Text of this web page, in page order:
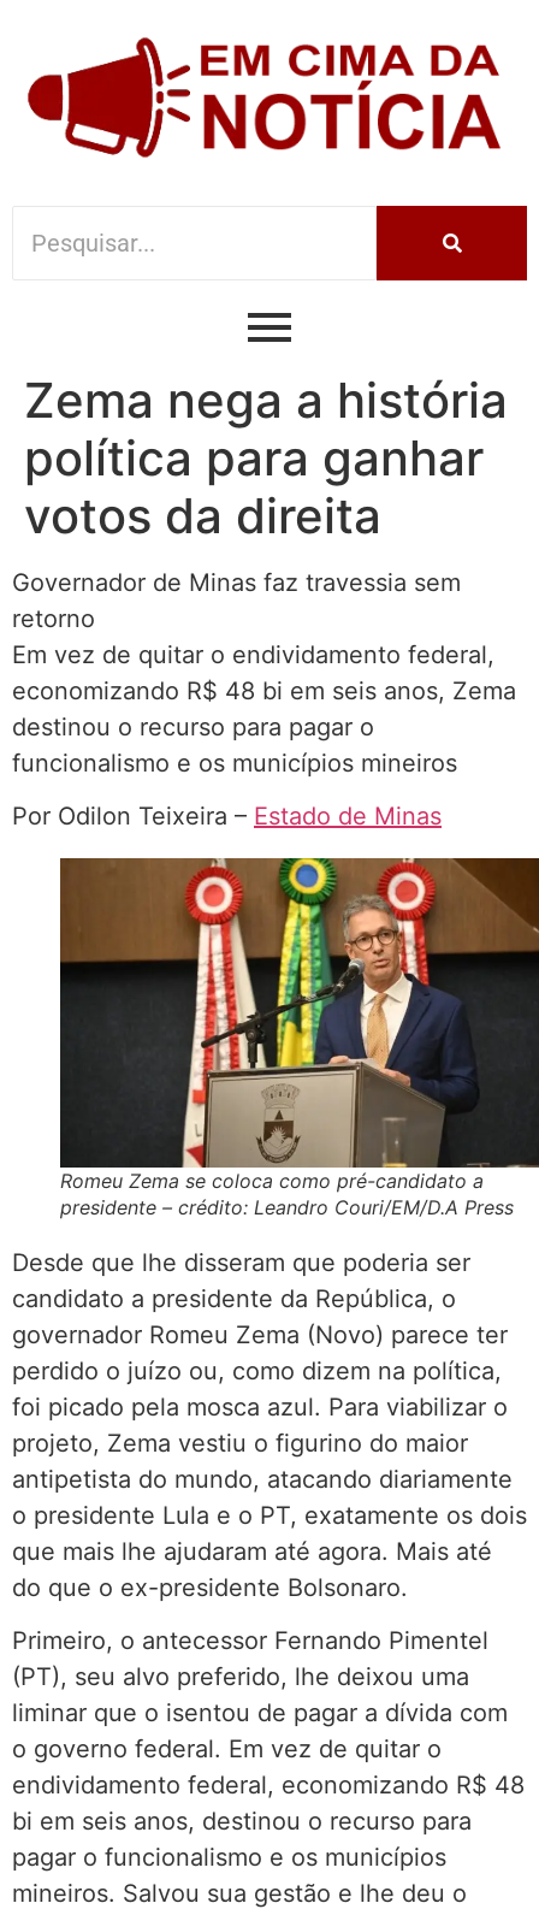
Zema nega a história
política para ganhar
votos da direita
Governador de Minas faz travessia sem
retorno
Em vez de quitar o endividamento federal,
economizando R$ 48 bi em seis anos, Zema
destinou o recurso para pagar o
funcionalismo e os municípios mineiros
Por Odilon Teixeira – Estado de Minas
Romeu Zema se coloca como pré-candidato a
presidente – crédito: Leandro Couri/EM/D.A Press
Desde que lhe disseram que poderia ser
candidato a presidente da República, o
governador Romeu Zema (Novo) parece ter
perdido o juízo ou, como dizem na política,
foi picado pela mosca azul. Para viabilizar o
projeto, Zema vestiu o figurino do maior
antipetista do mundo, atacando diariamente
o presidente Lula e o PT, exatamente os dois
que mais lhe ajudaram até agora. Mais até
do que o ex-presidente Bolsonaro.
Primeiro, o antecessor Fernando Pimentel
(PT), seu alvo preferido, lhe deixou uma
liminar que o isentou de pagar a dívida com
o governo federal. Em vez de quitar o
endividamento federal, economizando R$ 48
bi em seis anos, destinou o recurso para
pagar o funcionalismo e os municípios
mineiros. Salvou sua gestão e lhe deu o